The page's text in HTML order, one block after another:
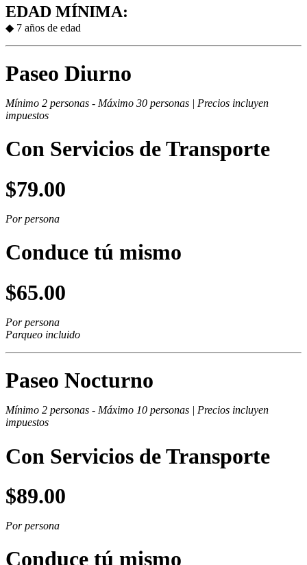
EDAD MÍNIMA:
◆ 7 años de edad
Paseo Diurno
Mínimo 2 personas - Máximo 30 personas | Precios incluyen
impuestos
Con Servicios de Transporte
$79.00
Por persona
Conduce tú mismo
$65.00
Por persona
Parqueo incluido
Paseo Nocturno
Mínimo 2 personas - Máximo 10 personas | Precios incluyen
impuestos
Con Servicios de Transporte
$89.00
Por persona
Conduce tú mismo